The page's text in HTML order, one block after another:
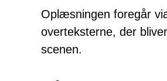
Oplæsningen foregår
overteksterne, der
scenen.